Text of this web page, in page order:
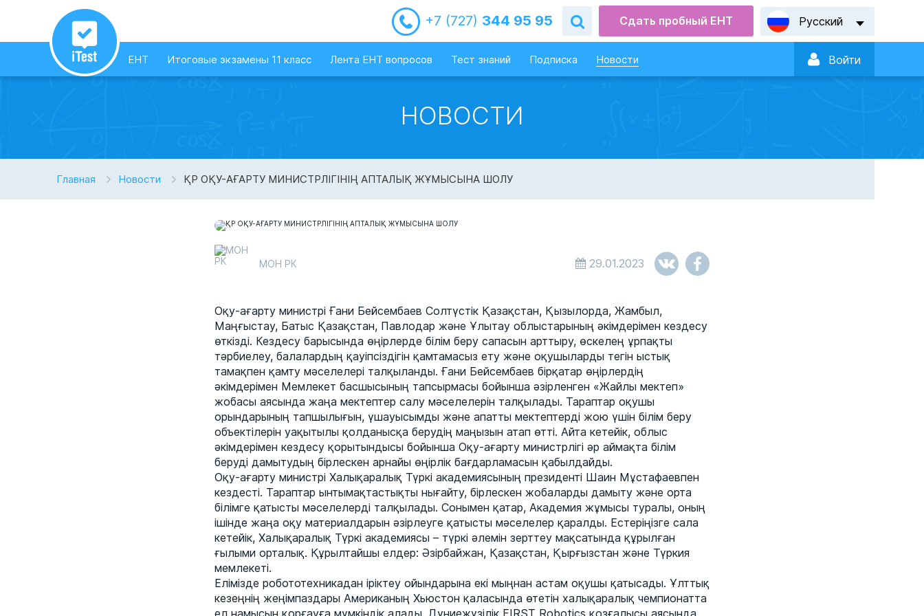
+7 (727) 344 95 95 Сдать пробный ЕНТ Русский
ЕНТ Итоговые экзамены 11 класс Лента ЕНТ вопросов Тест знаний Подписка Новости  Войти
НОВОСТИ
Главная Новости ҚР ОҚУ-АҒАРТУ МИНИСТРЛІГІНІҢ АПТАЛЫҚ ЖҰМЫСЫНА ШОЛУ
МОН РК 29.01.2023
Оқу-ағарту министрі Ғани Бейсембаев Солтүстік Қазақстан, Қызылорда, Жамбыл,
Маңғыстау, Батыс Қазақстан, Павлодар және Ұлытау облыстарының әкімдерімен кездесу
өткізді. Кездесу барысында өңірлерде білім беру сапасын арттыру, өскелең ұрпақты
тәрбиелеу, балалардың қауіпсіздігін қамтамасыз ету және оқушыларды тегін ыстық
тамақпен қамту мәселелері талқыланды. Ғани Бейсембаев бірқатар өңірлердің
әкімдерімен Мемлекет басшысының тапсырмасы бойынша әзірленген «Жайлы мектеп»
жобасы аясында жаңа мектептер салу мәселелерін талқылады. Тараптар оқушы
орындарының тапшылығын, үшауысымды және апатты мектептерді жою үшін білім беру
объектілерін уақытылы қолданысқа берудің маңызын атап өтті. Айта кетейік, облыс
әкімдерімен кездесу қорытындысы бойынша Оқу-ағарту министрлігі әр аймақта білім
беруді дамытудың бірлескен арнайы өңірлік бағдарламасын қабылдайды.
Оқу-ағарту министрі Халықаралық Түркі академиясының президенті Шаин Мұстафаевпен
кездесті. Тараптар ынтымақтастықты нығайту, бірлескен жобаларды дамыту және орта
білімге қатысты мәселелерді талқылады. Сонымен қатар, Академия жұмысы туралы, оның
ішінде жаңа оқу материалдарын әзірлеуге қатысты мәселелер қаралды. Естеріңізге сала
кетейік, Халықаралық Түркі академиясы – түркі әлемін зерттеу мақсатында құрылған
ғылыми орталық. Құрылтайшы елдер: Әзірбайжан, Қазақстан, Қырғызстан және Түркия
мемлекеті.
Елімізде робототехникадан іріктеу ойындарына екі мыңнан астам оқушы қатысады. Ұлттық
кезеңнің жеңімпаздары Американың Хьюстон қаласында өтетін халықаралық чемпионатта
ел намысын қорғауға мүмкіндік алады. Дүниежүзілік FIRST Robotics қозғалысы аясында